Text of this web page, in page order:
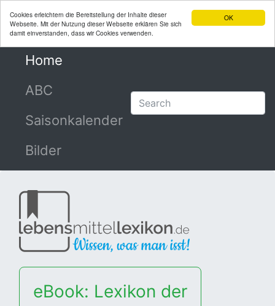
OK
Cookies erleichtern die Bereitstellung der Inhalte dieser
Webseite. Mit der Nutzung dieser Webseite erklären Sie sich
damit einverstanden, dass wir Cookies verwenden.
Home
ABC
Saisonkalender
Bilder
eBook: Lexikon der